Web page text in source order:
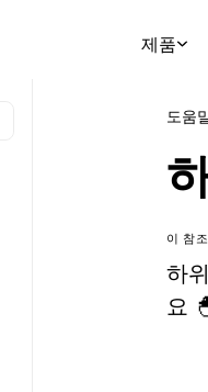
제품
도움
이 참
하
요